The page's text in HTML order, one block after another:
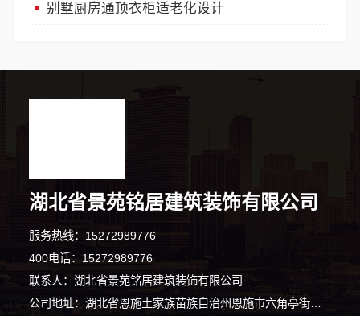
别墅厨房通顶衣柜适老化设计
湖北省景苑铭居建筑装饰有限公司
服务热线：15272989776
400电话：15272989776
联系人：湖北省景苑铭居建筑装饰有限公司
公司地址：湖北省恩施土家族苗族自治州恩施市六角亭街道头道水村谭家坝路101号2幢生产车间A区一A01办公区（自主申报）